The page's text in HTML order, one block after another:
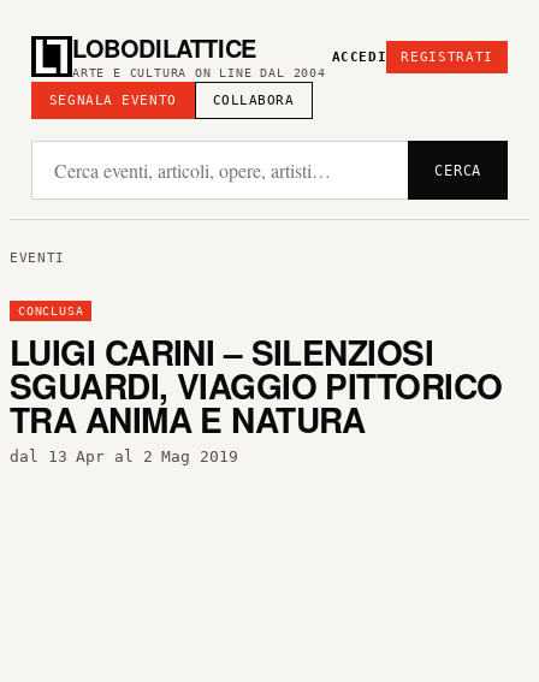
LOBODILATTICE
ARTE E CULTURA ON LINE DAL 2004
SEGNALA EVENTO COLLABORA
ACCEDI REGISTRATI
CERCA
EVENTI
CONCLUSA
LUIGI CARINI – SILENZIOSI
SGUARDI, VIAGGIO PITTORICO
TRA ANIMA E NATURA
dal 13 Apr al 2 Mag 2019